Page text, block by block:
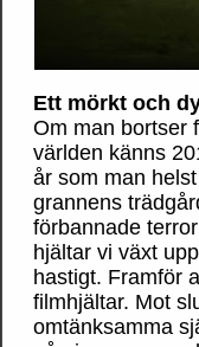
Ett mörkt och
Om man bortser
världen känns
år som man
grannens
förbannade
hjältar vi växt
hastigt. Framför
filmhjältar. Mot
omtänksamma